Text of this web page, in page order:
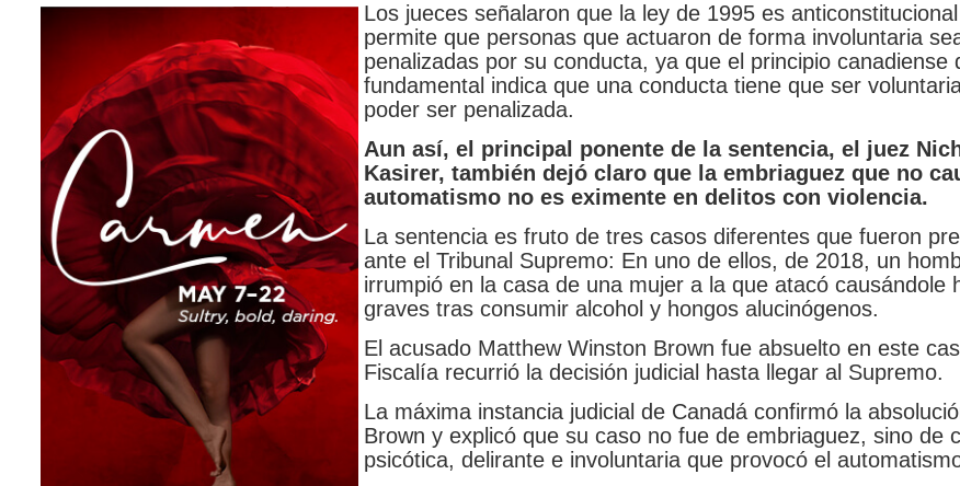
Los jueces señalaron que la ley de 1995 es
permite que personas que actuaron de forma involuntaria
penalizadas por su conducta, ya que el principio canadiense
fundamental indica que una conducta tiene que ser
poder ser penalizada.
Aun así, el principal ponente de la sentencia, el juez
Kasirer, también dejó claro que la embriaguez que no
automatismo no es eximente en delitos con violencia.
La sentencia es fruto de tres casos diferentes que fueron
ante el Tribunal Supremo: En uno de ellos, de 2018, un
irrumpió en la casa de una mujer a la que atacó causándole
graves tras consumir alcohol y hongos alucinógenos.
El acusado Matthew Winston Brown fue absuelto en este
Fiscalía recurrió la decisión judicial hasta llegar al Supremo.
La máxima instancia judicial de Canadá confirmó la
Brown y explicó que su caso no fue de embriaguez, sino de
psicótica, delirante e involuntaria que provocó el